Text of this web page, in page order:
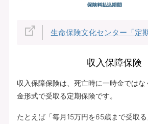
生命保険文化センター「定
収入保障保険
収入保障保険は、死亡時に一時金では
金形式で受取る定期保険です。
たとえば「毎月15万円を65歳まで受取